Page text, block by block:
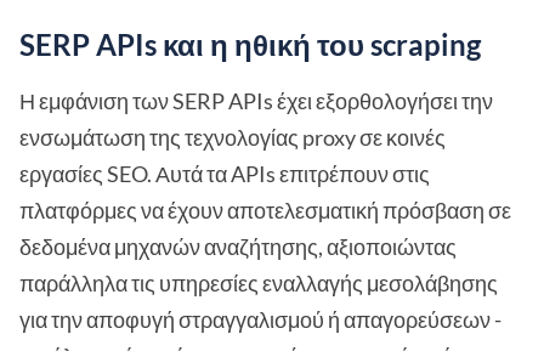
SERP APIs και η ηθική του scraping
Η εμφάνιση των SERP APIs έχει εξορθολογήσει την
ενσωμάτωση της τεχνολογίας proxy σε κοινές
εργασίες SEO. Αυτά τα APIs επιτρέπουν στις
πλατφόρμες να έχουν αποτελεσματική πρόσβαση σε
δεδομένα μηχανών αναζήτησης, αξιοποιώντας
παράλληλα τις υπηρεσίες εναλλαγής μεσολάβησης
για την αποφυγή στραγγαλισμού ή απαγορεύσεων -